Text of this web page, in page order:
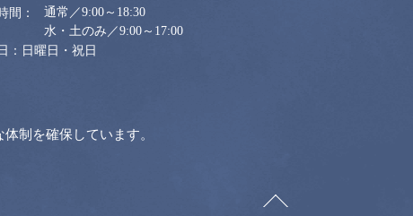
通常／9:00～18:30
水・土のみ／9:00～17:00
日曜日・祝日
制を確保しています。